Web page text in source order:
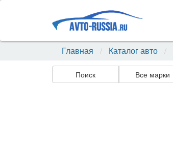
Главная Каталог авто
Поиск Все марки